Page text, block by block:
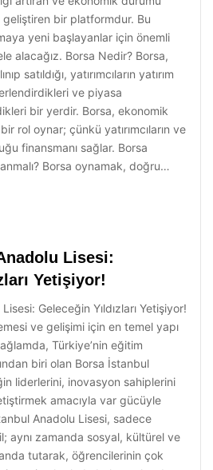
bir platformdur. Bu
yeni başlayanlar için önemli
alacağız. Borsa Nedir? Borsa,
satıldığı, yatırımcıların yatırım
ve piyasa
bir yerdir. Borsa, ekonomik
rol oynar; çünkü yatırımcıların ve
finansmanı sağlar. Borsa
Borsa oynamak, doğru…
Lisesi:
Yetişiyor!
Geleceğin Yıldızları Yetişiyor!
ve gelişimi için en temel yapı
Türkiye’nin eğitim
biri olan Borsa İstanbul
liderlerini, inovasyon sahiplerini
amacıyla var gücüyle
Anadolu Lisesi, sadece
aynı zamanda sosyal, kültürel ve
tutarak, öğrencilerinin çok